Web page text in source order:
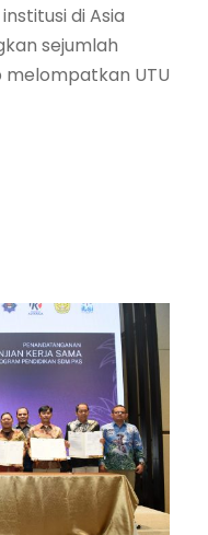
di Asia
sejumlah
UTU